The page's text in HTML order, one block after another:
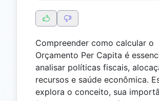
Compreender como calcular o
Orçamento Per Capita é
analisar políticas fiscais,
recursos e saúde econômica.
explora o conceito, sua